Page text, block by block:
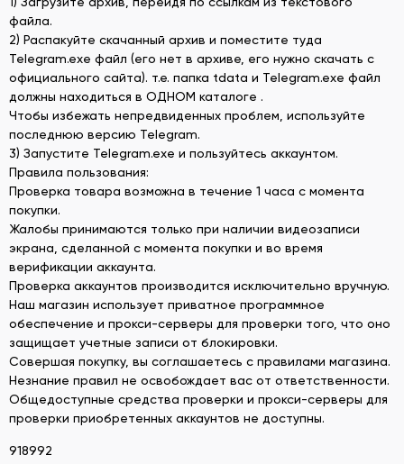
файла.
2) Распакуйте скачанный архив и поместите туда
Telegram.exe файл (его нет в архиве, его нужно скачать с
официального сайта). т.е. папка tdata и Telegram.exe файл
должны находиться в ОДНОМ каталоге .
Чтобы избежать непредвиденных проблем, используйте
последнюю версию Telegram.
3) Запустите Telegram.exe и пользуйтесь аккаунтом.
Правила пользования:
Проверка товара возможна в течение 1 часа с момента
покупки.
Жалобы принимаются только при наличии видеозаписи
экрана, сделанной с момента покупки и во время
верификации аккаунта.
Проверка аккаунтов производится исключительно вручную.
Наш магазин использует приватное программное
обеспечение и прокси-серверы для проверки того, что оно
защищает учетные записи от блокировки.
Совершая покупку, вы соглашаетесь с правилами магазина.
Незнание правил не освобождает вас от ответственности.
Общедоступные средства проверки и прокси-серверы для
проверки приобретенных аккаунтов не доступны.
918992